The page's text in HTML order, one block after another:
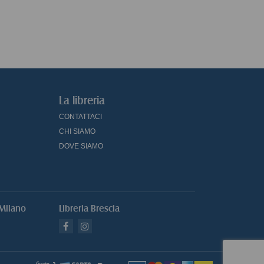
La libreria
CONTATTACI
CHI SIAMO
DOVE SIAMO
Libreria Brescia